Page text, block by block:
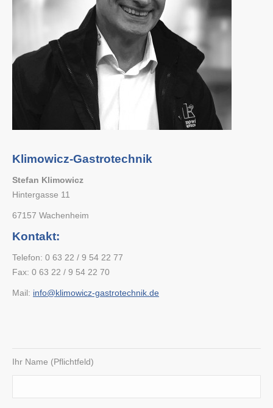
Klimowicz-Gastrotechnik
Stefan Klimowicz
Hintergasse 11
67157 Wachenheim
Kontakt:
Telefon: 0 63 22 / 9 54 22 77
Fax: 0 63 22 / 9 54 22 70
Mail: info@klimowicz-gastrotechnik.de
Ihr Name (Pflichtfeld)